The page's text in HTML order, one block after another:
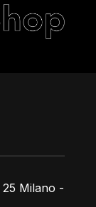
Milano -